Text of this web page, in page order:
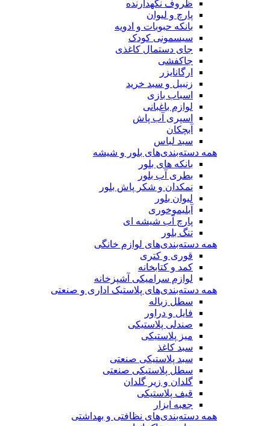
ظروف نگهدارنده
پارچ و لیوان
بانکه حبوبات و ادویه
سیسمونی کودک
جای دستمال کاغذی
جاکفشی
ارگانایزر
زنبیل و سبد خرید
اسباب بازی
لوازم باغبانی
اسپری آب پاش
آبچکان
سبد لباس
همه دسته‌بندی‌های بلور و شیشه
بانکه های بلور
بطری آب بلور
نمکدان و شکر پاش بلور
لیوان بلور
آبلیموخوری
پارچ آب شیشه ای
تنگ بلور
همه دسته‌بندی‌های لوازم خانگی
قوری و کتری
کمد و کتابخانه
لوازم سرامیکی آشپزخانه
همه دسته‌بندی‌های پلاستیک اداری و صنعتی
سطل زباله
فایل و دراور
صندلی پلاستیکی
میز پلاستیکی
سبد کاغذ
سبد پلاستیکی صنعتی
سطل پلاستیکی صنعتی
گلدان و زیر گلدان
قیف پلاستیکی
جعبه ابزار
همه دسته‌بندی‌های نظافتی و بهداشتی